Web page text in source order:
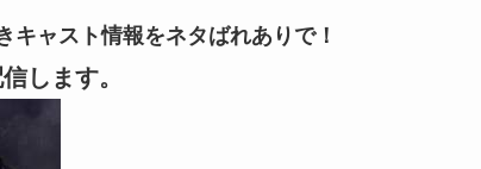
ャスト情報をネタばれありで！
します。